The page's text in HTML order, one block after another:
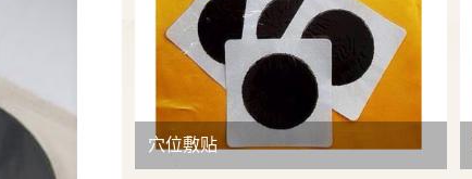
穴位敷贴
查看详情